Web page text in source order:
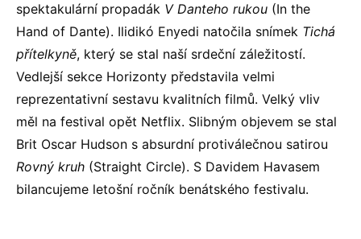
spektakulární propadák V Danteho rukou (In the
Hand of Dante). Ilidikó Enyedi natočila snímek Tichá
přítelkyně, který se stal naší srdeční záležitostí.
Vedlejší sekce Horizonty představila velmi
reprezentativní sestavu kvalitních filmů. Velký vliv
měl na festival opět Netflix. Slibným objevem se stal
Brit Oscar Hudson s absurdní protiválečnou satirou
Rovný kruh (Straight Circle). S Davidem Havasem
bilancujeme letošní ročník benátského festivalu.